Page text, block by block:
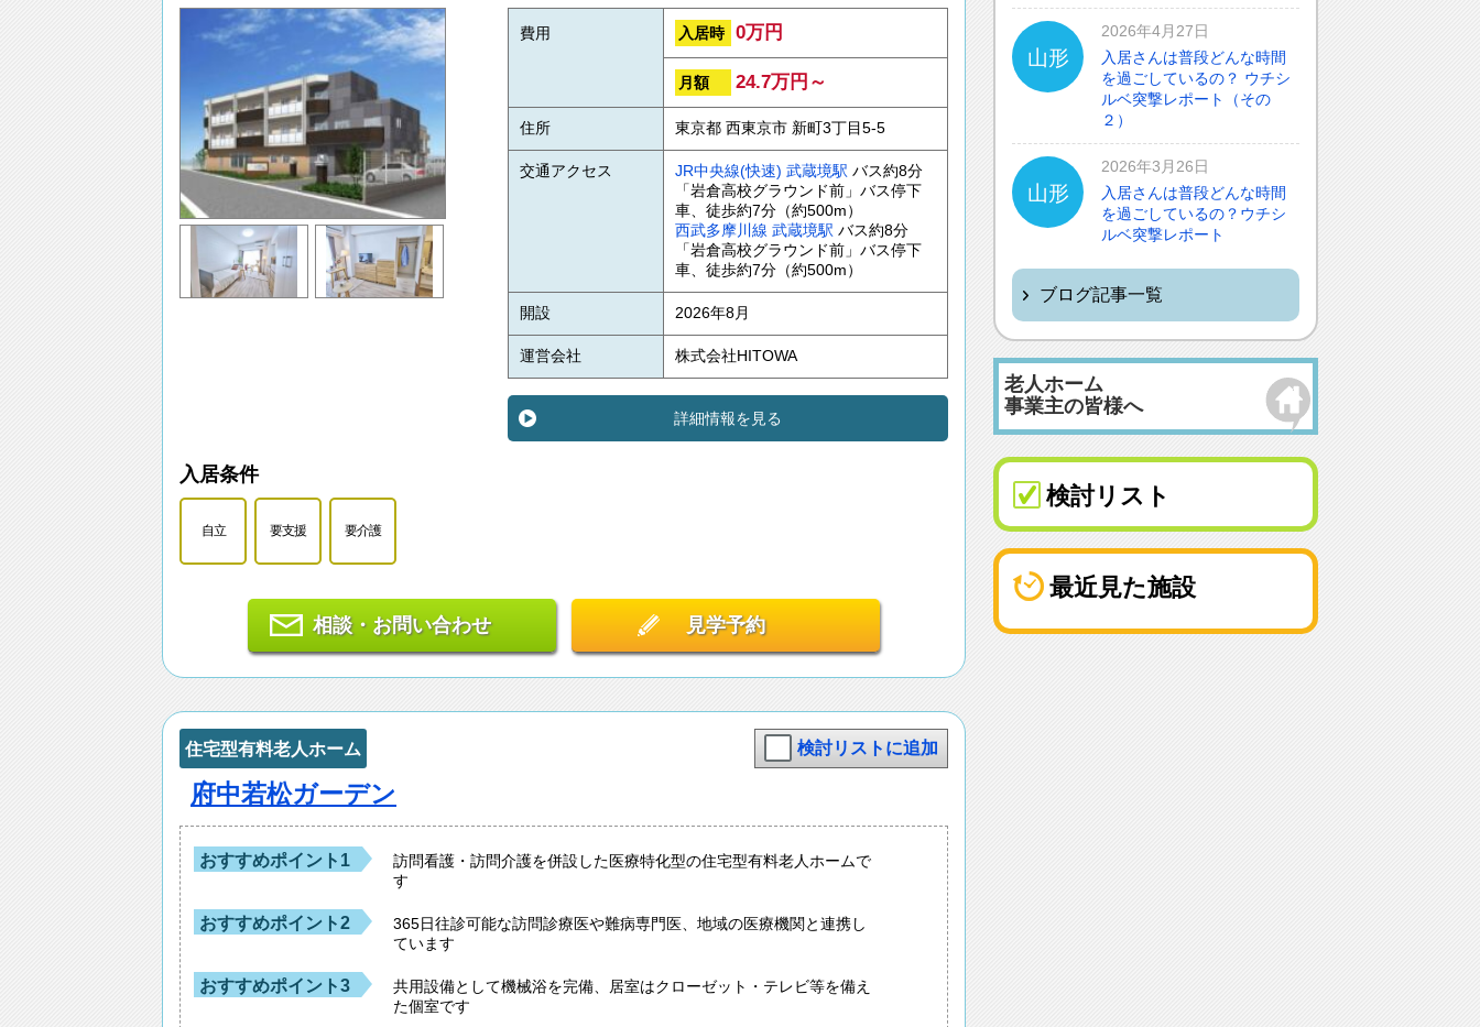
費用 入居時 0万円
月額 24.7万円～
住所 東京都 西東京市 新町3丁目5-5
交通アクセス JR中央線(快速) 武蔵境駅 バス約8分
「岩倉高校グラウンド前」バス停下
車、徒歩約7分（約500m）
西武多摩川線 武蔵境駅 バス約8分
「岩倉高校グラウンド前」バス停下
車、徒歩約7分（約500m）
開設 2026年8月
運営会社 株式会社HITOWA
詳細情報を見る
入居条件
自立 要支援 要介護
相談・お問い合わせ 見学予約
住宅型有料老人ホーム 検討リストに追加
府中若松ガーデン
おすすめポイント1
訪問看護・訪問介護を併設した医療特化型の住宅型有料老人ホームで
す
おすすめポイント2
365日往診可能な訪問診療医や難病専門医、地域の医療機関と連携し
ています
おすすめポイント3
共用設備として機械浴を完備、居室はクローゼット・テレビ等を備え
た個室です
山形
2026年4月27日
入居さんは普段どんな時間
を過ごしているの？ ウチシ
ルベ突撃レポート（その
２）
山形
2026年3月26日
入居さんは普段どんな時間
を過ごしているの？ウチシ
ルベ突撃レポート
ブログ記事一覧
老人ホーム
事業主の皆様へ
検討リスト
最近見た施設